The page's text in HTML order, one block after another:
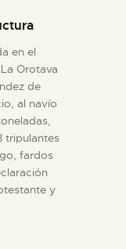
en el
Orotava
de
al navío
tripulantes
fardos
y